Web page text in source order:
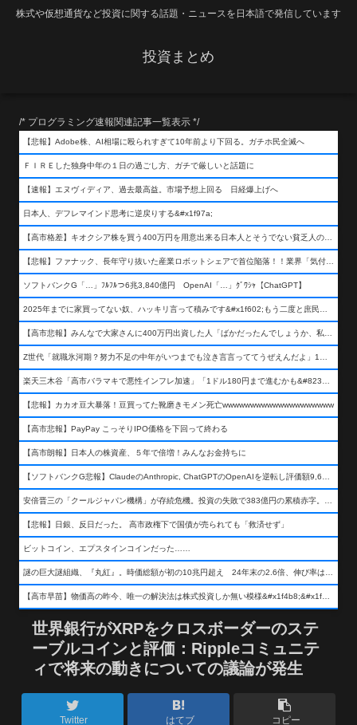
株式や仮想通貨など投資に関する話題・ニュースを日本語で発信しています
投資まとめ
/* プログラミング速報関連記事一覧表示 */
【悲報】Adobe株、AI相場に殴られすぎて10年前より下回る。ガチホ民全滅へ
ＦＩＲＥした独身中年の１日の過ごし方、ガチで厳しいと話題に
【速報】エヌヴィディア、過去最高益。市場予想上回る 日経爆上げへ
日本人、デフレマインド思考に逆戻りする&#x1f97a;
【高市格差】キオクシア株を買う400万円を用意出来る日本人とそうでない貧乏人の差が超広まるって事よ
【悲報】ファナック、長年守り抜いた産業ロボットシェアで首位陥落！！業界「気付いたら一気に抜かれていた…」
ソフトバンクG「…」ﾌﾙﾌﾙつ6兆3,840億円 OpenAI「…」ｸﾞﾜｼｬ【ChatGPT】
2025年までに家買ってない奴、ハッキリ言って積みです&#x1f602;もう二度と庶民が買える値段になりません&#x1f602;&#x1f602;&#x1f602;
【高市悲報】みんなで大家さんに400万円出資した人「ばかだったんでしょうか、私は&#x1f622;」
Z世代「就職氷河期？努力不足の中年がいつまでも泣き言言っててうぜえんだよ」1万いいね
楽天三木谷「高市バラマキで悪性インフレ加速」「1ドル180円まで進むかも&#8230;もう看過できない」
【悲報】カカオ豆大暴落！豆買ってた靴磨きモメン死亡wwwwwwwwwwwwwwwwwwww
【高市悲報】PayPay こっそりIPO価格を下回って終わる
【高市朗報】日本人の株資産、５年で倍増！みんなお金持ちに
【ソフトバンクG悲報】ClaudeのAnthropic, ChatGPTのOpenAIを逆転し評価額9,650億ドル (約154兆円) の世界一価値あるAI企業に……
安倍晋三の「クールジャパン機構」が存続危機。投資の失敗で383億円の累積赤字。2025年度決算も大赤字の可能性。責任の所在はウヤムヤ
【悲報】日銀、反日だった。 高市政権下で国債が売られても「救済せず」
ビットコイン、エプスタインコインだった……
謎の巨大謎組織、『丸紅』。時価総額が初の10兆円超え 24年末の2.6倍、伸び率は謎組織首位
【高市早苗】物価高の昨今、唯一の解決法は株式投資しか無い模様&#x1f4b8;&#x1f4b8;&#x1f4b8;
世界銀行がXRPをクロスボーダーのステ
ーブルコインと評価：Rippleコミュニテ
ィで将来の動きについての議論が発生
Twitter はてブ コピー